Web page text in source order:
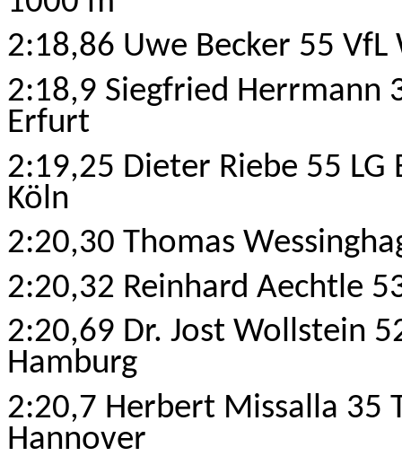
2:18,86 Uwe Becker 55
2:18,9 Siegfried Herrmann
Erfurt
2:19,25 Dieter Riebe 55
Köln
2:20,30 Thomas
2:20,32 Reinhard Aechtle
2:20,69 Dr. Jost Wollstein
Hamburg
2:20,7 Herbert Missalla 35
Hannover